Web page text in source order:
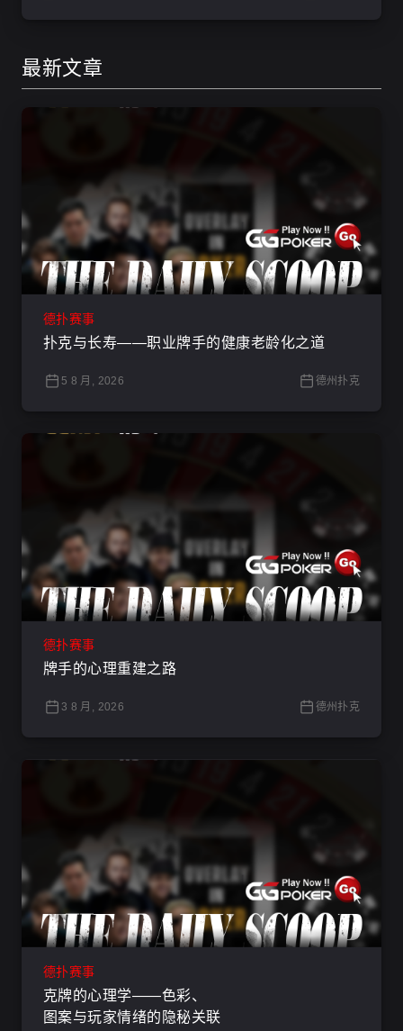
最新文章
德扑赛事
扑克与长寿——职业牌手的健康老龄化之道
5 8 月, 2026 德州扑克
德扑赛事
牌手的心理重建之路
3 8 月, 2026 德州扑克
德扑赛事
克牌的心理学——色彩、
图案与玩家情绪的隐秘关联